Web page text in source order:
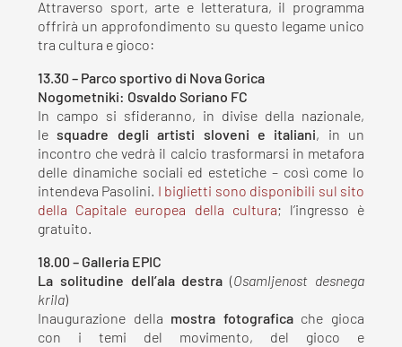
Attraverso sport, arte e letteratura, il programma
offrirà un approfondimento su questo legame unico
tra cultura e gioco:
13.30 – Parco sportivo di Nova Gorica
Nogometniki: Osvaldo Soriano FC
In campo si sfideranno, in divise della nazionale,
le squadre degli artisti sloveni e italiani, in un
incontro che vedrà il calcio trasformarsi in metafora
delle dinamiche sociali ed estetiche – così come lo
intendeva Pasolini.
I biglietti sono disponibili sul sito
della Capitale europea della cultura; l’ingresso è
gratuito.
18.00 – Galleria EPIC
La solitudine dell’ala destra (Osamljenost desnega
krila)
Inaugurazione della mostra fotograficache gioca
con i temi del movimento, del gioco e